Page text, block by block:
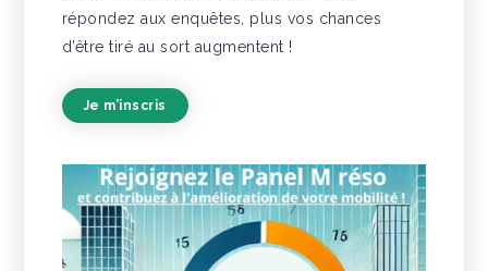
répondez aux enquêtes, plus vos chances
d’être tiré au sort augmentent !
Je m’inscris